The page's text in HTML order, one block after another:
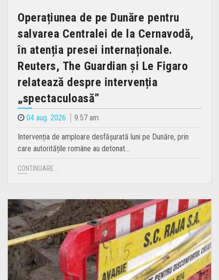
Operațiunea de pe Dunăre pentru
salvarea Centralei de la Cernavodă,
în atenția presei internaționale.
Reuters, The Guardian și Le Figaro
relatează despre intervenția
„spectaculoasă”
04 aug. 2026 9.57 am
Intervenția de amploare desfășurată luni pe Dunăre, prin
care autoritățile române au detonat…
CONTINUARE...